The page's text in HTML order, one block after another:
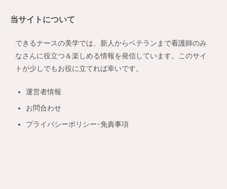
ー
当サイトについて
できるナースの美学では、新人からベテランまで看護師のみ
なさんに役立つ＆楽しめる情報を発信しています。このサイ
トが少しでもお役に立てれば幸いです。
運営者情報
お問合わせ
プライバシーポリシー･免責事項